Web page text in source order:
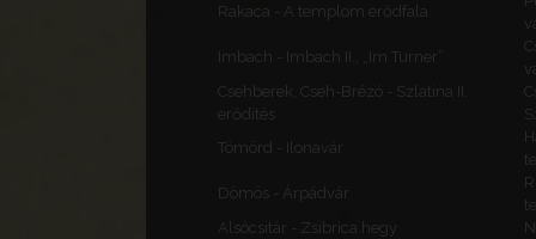
Rakaca - A templom erődfala
Imbach - Imbach II., „Im Turner”
Csehberek, Cseh-Brézó - Szlatina II.
erődítés
Tömörd - Ilonavár
Dömös - Árpádvár
Alsócsitár - Zsibrica hegy